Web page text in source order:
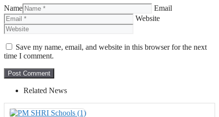
Name
Email
Website
Save my name, email, and website in this browser for the next
time I comment.
Related News